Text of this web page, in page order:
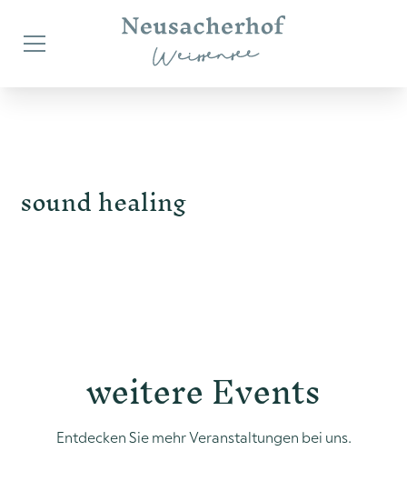
sound healing
weitere Events
Entdecken Sie mehr Veranstaltungen bei uns.